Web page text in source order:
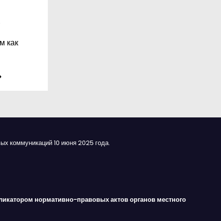
как
коммуникаций 10 июня 2025 года.
нормативно-правовых актов органов местного